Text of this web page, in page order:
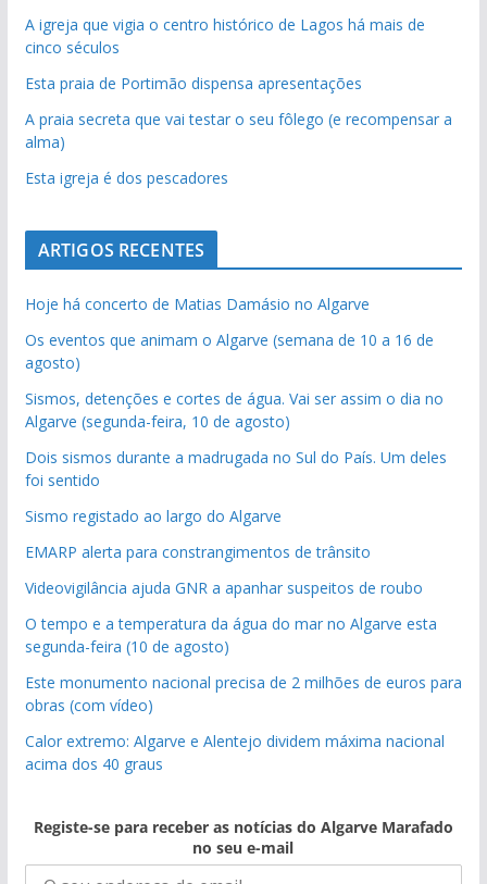
A igreja que vigia o centro histórico de Lagos há mais de
cinco séculos
Esta praia de Portimão dispensa apresentações
A praia secreta que vai testar o seu fôlego (e recompensar a
alma)
Esta igreja é dos pescadores
ARTIGOS RECENTES
Hoje há concerto de Matias Damásio no Algarve
Os eventos que animam o Algarve (semana de 10 a 16 de
agosto)
Sismos, detenções e cortes de água. Vai ser assim o dia no
Algarve (segunda-feira, 10 de agosto)
Dois sismos durante a madrugada no Sul do País. Um deles
foi sentido
Sismo registado ao largo do Algarve
EMARP alerta para constrangimentos de trânsito
Videovigilância ajuda GNR a apanhar suspeitos de roubo
O tempo e a temperatura da água do mar no Algarve esta
segunda-feira (10 de agosto)
Este monumento nacional precisa de 2 milhões de euros para
obras (com vídeo)
Calor extremo: Algarve e Alentejo dividem máxima nacional
acima dos 40 graus
Registe-se para receber as notícias do Algarve Marafado
no seu e-mail